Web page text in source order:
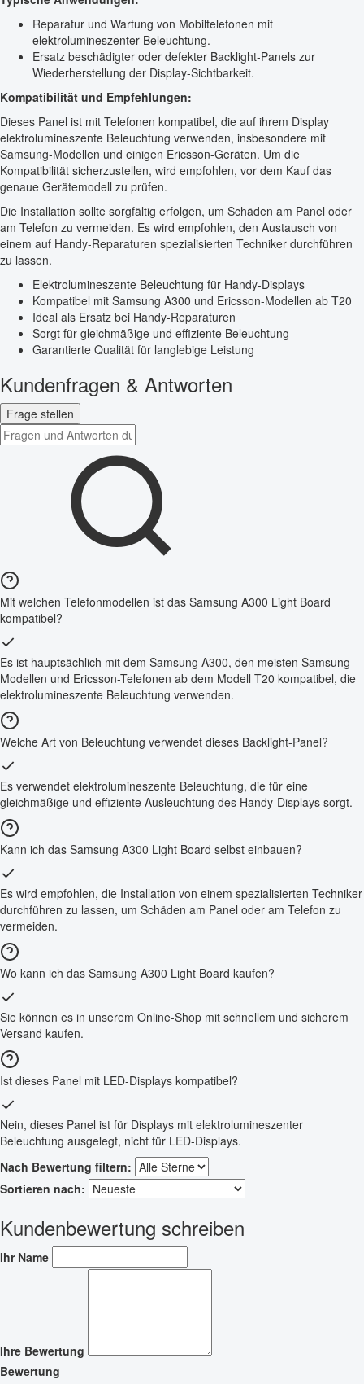
Reparatur und Wartung von Mobiltelefonen mit
elektrolumineszenter Beleuchtung.
Ersatz beschädigter oder defekter Backlight-Panels zur
Wiederherstellung der Display-Sichtbarkeit.
Kompatibilität und Empfehlungen:
Dieses Panel ist mit Telefonen kompatibel, die auf ihrem Display
elektrolumineszente Beleuchtung verwenden, insbesondere mit
Samsung-Modellen und einigen Ericsson-Geräten. Um die
Kompatibilität sicherzustellen, wird empfohlen, vor dem Kauf das
genaue Gerätemodell zu prüfen.
Die Installation sollte sorgfältig erfolgen, um Schäden am Panel oder
am Telefon zu vermeiden. Es wird empfohlen, den Austausch von
einem auf Handy-Reparaturen spezialisierten Techniker durchführen
zu lassen.
Elektrolumineszente Beleuchtung für Handy-Displays
Kompatibel mit Samsung A300 und Ericsson-Modellen ab T20
Ideal als Ersatz bei Handy-Reparaturen
Sorgt für gleichmäßige und effiziente Beleuchtung
Garantierte Qualität für langlebige Leistung
Kundenfragen & Antworten
Frage stellen
Mit welchen Telefonmodellen ist das Samsung A300 Light Board
kompatibel?
Es ist hauptsächlich mit dem Samsung A300, den meisten Samsung-
Modellen und Ericsson-Telefonen ab dem Modell T20 kompatibel, die
elektrolumineszente Beleuchtung verwenden.
Welche Art von Beleuchtung verwendet dieses Backlight-Panel?
Es verwendet elektrolumineszente Beleuchtung, die für eine
gleichmäßige und effiziente Ausleuchtung des Handy-Displays sorgt.
Kann ich das Samsung A300 Light Board selbst einbauen?
Es wird empfohlen, die Installation von einem spezialisierten Techniker
durchführen zu lassen, um Schäden am Panel oder am Telefon zu
vermeiden.
Wo kann ich das Samsung A300 Light Board kaufen?
Sie können es in unserem Online-Shop mit schnellem und sicherem
Versand kaufen.
Ist dieses Panel mit LED-Displays kompatibel?
Nein, dieses Panel ist für Displays mit elektrolumineszenter
Beleuchtung ausgelegt, nicht für LED-Displays.
Nach Bewertung filtern:
Sortieren nach:
Kundenbewertung schreiben
Ihr Name
Ihre Bewertung
Bewertung